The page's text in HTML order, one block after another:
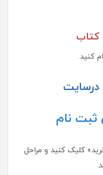
کتاب
درسایت
ثبت نام
کلیک کنید و مراحل